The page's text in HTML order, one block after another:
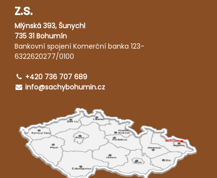
z.s.
Mlýnská 393, Šunychl
735 31 Bohumín
Bankovní spojení Komerční banka 123-
6322620277/0100
+420 736 707 689
info@sachybohumin.cz